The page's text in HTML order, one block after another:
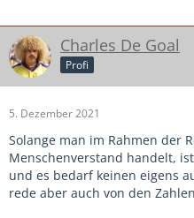
Charles De Goal
Profi
5. Dezember 2021
Solange man im Rahmen der
Menschenverstand handelt,
und es bedarf keinen eigens
rede aber auch von den